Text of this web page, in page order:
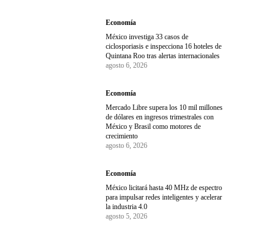
Economía
México investiga 33 casos de
ciclosporiasis e inspecciona 16 hoteles de
Quintana Roo tras alertas internacionales
agosto 6, 2026
Economía
Mercado Libre supera los 10 mil millones
de dólares en ingresos trimestrales con
México y Brasil como motores de
crecimiento
agosto 6, 2026
Economía
México licitará hasta 40 MHz de espectro
para impulsar redes inteligentes y acelerar
la industria 4.0
agosto 5, 2026